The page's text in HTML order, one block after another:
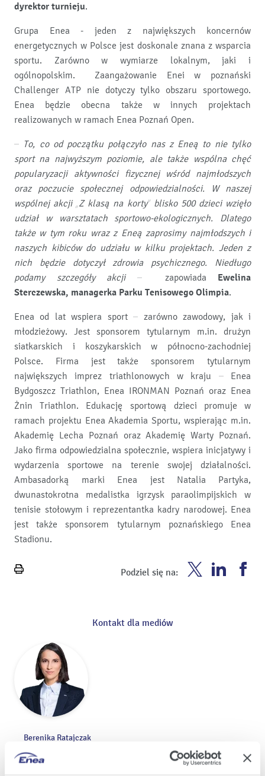
dyrektor turnieju.
Grupa Enea - jeden z największych koncernów
energetycznych w Polsce jest doskonale znana z wsparcia
sportu. Zarówno w wymiarze lokalnym, jaki i
ogólnopolskim. Zaangażowanie Enei w poznański
Challenger ATP nie dotyczy tylko obszaru sportowego.
Enea będzie obecna także w innych projektach
realizowanych w ramach Enea Poznań Open.
– To, co od początku połączyło nas z Eneą to nie tylko
sport na najwyższym poziomie, ale także wspólna chęć
popularyzacji aktywności fizycznej wśród najmłodszych
oraz poczucie społecznej odpowiedzialności. W naszej
wspólnej akcji „Z klasą na korty” blisko 500 dzieci wzięło
udział w warsztatach sportowo-ekologicznych. Dlatego
także w tym roku wraz z Eneą zaprosimy najmłodszych i
naszych kibiców do udziału w kilku projektach. Jeden z
nich będzie dotyczył zdrowia psychicznego. Niedługo
podamy szczegóły akcji – zapowiada Ewelina
Sterczewska, managerka Parku Tenisowego Olimpia.
Enea od lat wspiera sport – zarówno zawodowy, jak i
młodzieżowy. Jest sponsorem tytularnym m.in. drużyn
siatkarskich i koszykarskich w północno-zachodniej
Polsce. Firma jest także sponsorem tytularnym
największych imprez triathlonowych w kraju – Enea
Bydgoszcz Triathlon, Enea IRONMAN Poznań oraz Enea
Żnin Triathlon. Edukację sportową dzieci promuje w
ramach projektu Enea Akademia Sportu, wspierając m.in.
Akademię Lecha Poznań oraz Akademię Warty Poznań.
Jako firma odpowiedzialna społecznie, wspiera inicjatywy i
wydarzenia sportowe na terenie swojej działalności.
Ambasadorką marki Enea jest Natalia Partyka,
dwunastokrotna medalistka igrzysk paraolimpijskich w
tenisie stołowym i reprezentantka kadry narodowej. Enea
jest także sponsorem tytularnym poznańskiego Enea
Stadionu.
Wydrukuj
Podziel się na:
Enea Enea
Kontakt dla mediów
Berenika Ratajczak
Rzeczniczka prasowa